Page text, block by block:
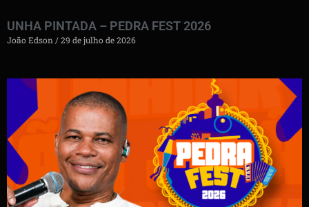
UNHA PINTADA – PEDRA FEST 2026
João Edson 29 de julho de 2026